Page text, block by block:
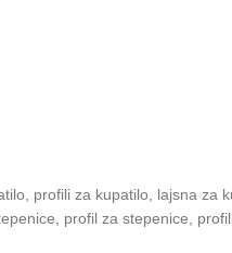
profili za kupatilo, lajsna za
profil za stepenice,